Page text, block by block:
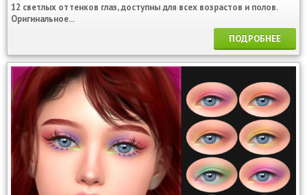
12 светлых оттенков глаз, доступны для всех возрастов и полов.
Оригинальное...
ПОДРОБНЕЕ